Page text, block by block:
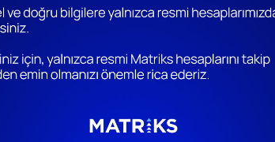
Eğitici Videolar
Sıkça Sorulan Sorular